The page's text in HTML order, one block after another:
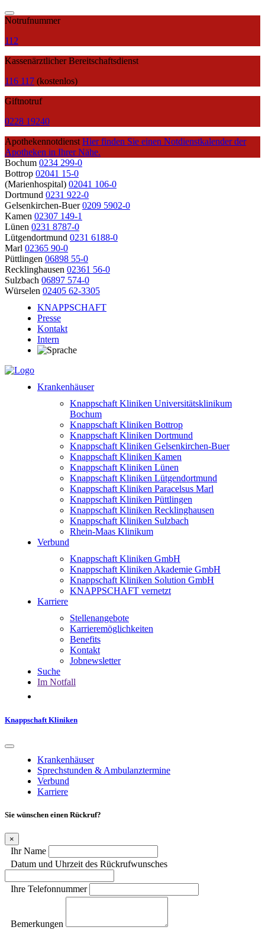
Notrufnummer
112
Kassenärztlicher Bereitschaftsdienst
116 117 (kostenlos)
Giftnotruf
0228 19240
Apothekennotdienst Hier finden Sie einen Notdienstkalender der
Apotheken in Ihrer Nähe.
Bochum 0234 299-0
Bottrop 02041 15-0
(Marienhospital) 02041 106-0
Dortmund 0231 922-0
Gelsenkirchen-Buer 0209 5902-0
Kamen 02307 149-1
Lünen 0231 8787-0
Lütgendortmund 0231 6188-0
Marl 02365 90-0
Püttlingen 06898 55-0
Recklinghausen 02361 56-0
Sulzbach 06897 574-0
Würselen 02405 62-3305
KNAPPSCHAFT
Presse
Kontakt
Intern
Krankenhäuser
Knappschaft Kliniken Universitätsklinikum
Bochum
Knappschaft Kliniken Bottrop
Knappschaft Kliniken Dortmund
Knappschaft Kliniken Gelsenkirchen-Buer
Knappschaft Kliniken Kamen
Knappschaft Kliniken Lünen
Knappschaft Kliniken Lütgendortmund
Knappschaft Kliniken Paracelsus Marl
Knappschaft Kliniken Püttlingen
Knappschaft Kliniken Recklinghausen
Knappschaft Kliniken Sulzbach
Rhein-Maas Klinikum
Verbund
Knappschaft Kliniken GmbH
Knappschaft Kliniken Akademie GmbH
Knappschaft Kliniken Solution GmbH
KNAPPSCHAFT vernetzt
Karriere
Stellenangebote
Karrieremöglichkeiten
Benefits
Kontakt
Jobnewsletter
Suche
Im Notfall
Knappschaft Kliniken
Krankenhäuser
Sprechstunden & Ambulanztermine
Verbund
Karriere
Sie wünschen einen Rückruf?
×
Ihr Name
Datum und Uhrzeit des Rückrufwunsches
Ihre Telefonnummer
Bemerkungen